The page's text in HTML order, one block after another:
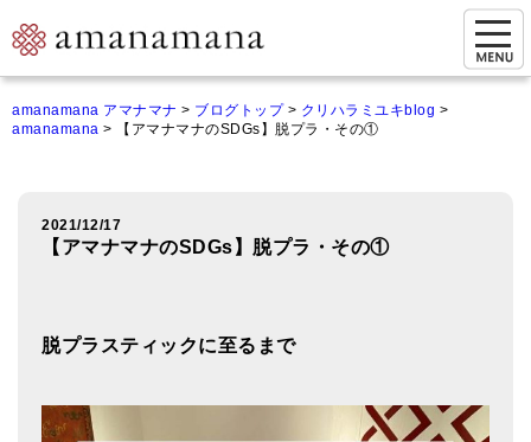
ご来店&購入
シンギングボウル講座
オンラインショップ
amanamana アマナマナ > ブログトップ> クリハラミユキblog >
amanamana > 【アマナマナのSDGs】脱プラ・その①
2021/12/17
【アマナマナのSDGs】脱プラ・その①
脱プラスティックに至るまで